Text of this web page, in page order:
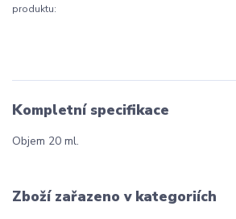
produktu:
Kompletní specifikace
Objem 20 ml.
Zboží zařazeno v kategoriích